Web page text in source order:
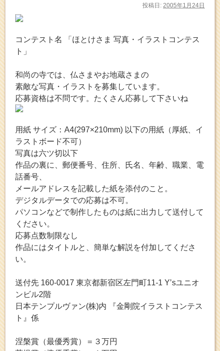
投稿日: 2005年1月24日
コンテスト名 「ほとけさま 写真・イラストコンテス
ト」
和尚の寺では、仏さまやお地蔵さまの
素敵な写真・イラストを募集しています。
応募資格は不問です。たくさん応募して下さいね
用紙 サイズ：A4(297×210mm) 以下の用紙（厚紙、イ
ラストボード不可）
写真は六ツ切以下
作品の裏に、郵便番号、住所、氏名、年齢、職業、電
話番号、
メールアドレスを記載した紙を添付のこと。
デジタルデータでの応募は不可。
パソコンなどで制作したものは紙に出力して送付して
ください。
応募点数制限なし
作品にはタイトルと、簡単な解説を付加してくださ
い。
送付先 160-0017 東京都新宿区左門町11-1 Y’sユニオ
ンビル2階
日本テンプルヴァン(株)内 『金剛院イラストコンテス
ト』係
涅槃賞（最優秀賞）＝３万円